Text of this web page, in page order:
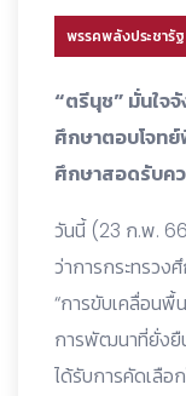
พรรคพลังประชารัฐ
“ตรีนุช” มั่นใจ
ศึกษาตอบโจท
ศึกษาสอดรับค
วันนี้ (23 ก.พ.
ว่าการกระทรวง
“การขับเคลื่อน
การพัฒนาที่ยั่งยื
ได้รับการคัดเลือ